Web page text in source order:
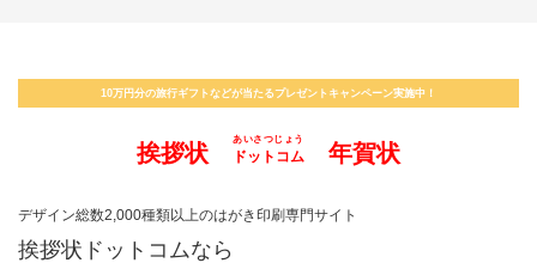
10万円分の旅行ギフトなどが当たるプレゼントキャンペーン実施中！
挨拶状 ドットコム
あいさつじょう
年賀状
デザイン総数2,000種類以上のはがき印刷専門サイト
挨拶状ドットコムなら